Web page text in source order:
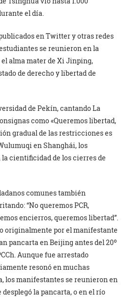
el día.
en Twitter y otras redes
se reunieron en la
alma mater de Xi Jinping,
de derecho y libertad de
de Pekín, cantando La
como «Queremos libertad,
gradual de las restricciones es
en Shanghái, los
cientificidad de los cierres de
comunes también
“No queremos PCR,
encierros, queremos libertad”.
originalmente por el manifestante
pancarta en Beijing antes del 20º
Aunque fue arrestado
resonó en muchas
los manifestantes se reunieron en
la pancarta, o en el río